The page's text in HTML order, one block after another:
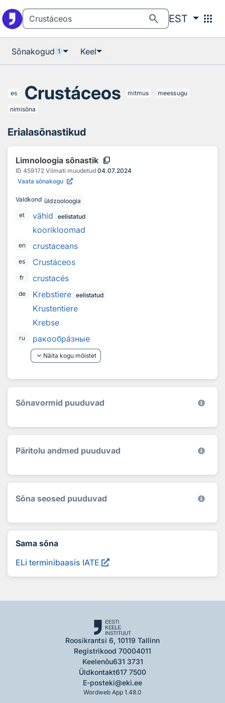
search EST apps
Sõnakogud 1 Keel
es Crustáceos mitmus meessugu
nimisõna
Erialasõnastikud
Limnoloogia sõnastik content_copy
ID 459172 Viimati muudetud 04.07.2024
Vaata sõnakogu
Valdkond üldzooloogia
et
vähid eelistatud
koorikloomad
en crustaceans
es Crustáceos
fr crustacés
de Krebstiere eelistatud
Krustentiere
Krebse
ru ракообразные
keyboard_arrow_down Näita kogu mõistet
Sõnavormid puuduvad
Päritolu andmed puuduvad
Sõna seosed puuduvad
Sama sõna
ELi terminibaasis IATE
Roosikrantsi 6, 10119 Tallinn
Registrikood 70004011
Keelenõu631 3731
Üldkontakt617 7500
E-posteki@eki.ee
Wordweb App 1.48.0